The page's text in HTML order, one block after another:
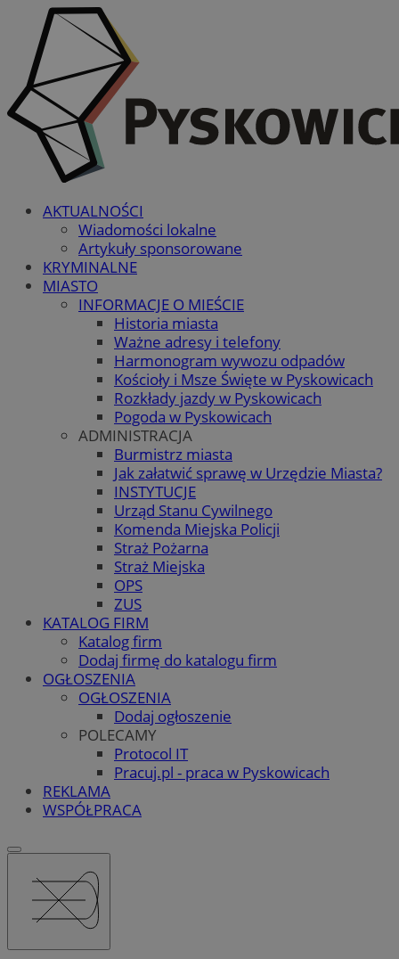
AKTUALNOŚCI
Wiadomości lokalne
Artykuły sponsorowane
KRYMINALNE
MIASTO
INFORMACJE O MIEŚCIE
Historia miasta
Ważne adresy i telefony
Harmonogram wywozu odpadów
Kościoły i Msze Święte w Pyskowicach
Rozkłady jazdy w Pyskowicach
Pogoda w Pyskowicach
ADMINISTRACJA
Burmistrz miasta
Jak załatwić sprawę w Urzędzie Miasta?
INSTYTUCJE
Urząd Stanu Cywilnego
Komenda Miejska Policji
Straż Pożarna
Straż Miejska
OPS
ZUS
KATALOG FIRM
Katalog firm
Dodaj firmę do katalogu firm
OGŁOSZENIA
OGŁOSZENIA
Dodaj ogłoszenie
POLECAMY
Protocol IT
Pracuj.pl - praca w Pyskowicach
REKLAMA
WSPÓŁPRACA